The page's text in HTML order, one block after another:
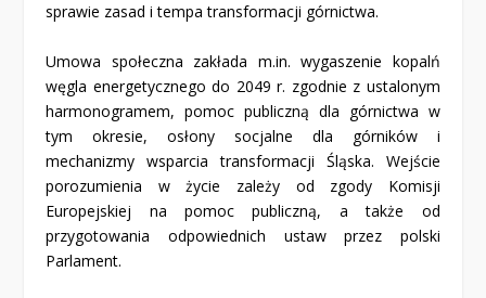
sprawie zasad i tempa transformacji górnictwa.
Umowa społeczna zakłada m.in. wygaszenie kopalń
węgla energetycznego do 2049 r. zgodnie z ustalonym
harmonogramem, pomoc publiczną dla górnictwa w
tym okresie, osłony socjalne dla górników i
mechanizmy wsparcia transformacji Śląska. Wejście
porozumienia w życie zależy od zgody Komisji
Europejskiej na pomoc publiczną, a także od
przygotowania odpowiednich ustaw przez polski
Parlament.